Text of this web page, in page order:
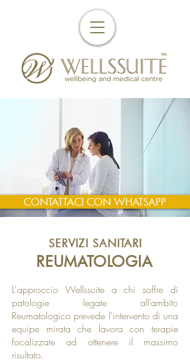
CONTATTACI CON WHATSAPP
SERVIZI SANITARI
REUMATOLOGIA
L'approccio Wellssuite a chi soffre di
patologie legate all’ambito
Reumatologico prevede l'intervento di una
equipe mirata che lavora con terapie
focalizzate ad ottenere il massimo
risultato.